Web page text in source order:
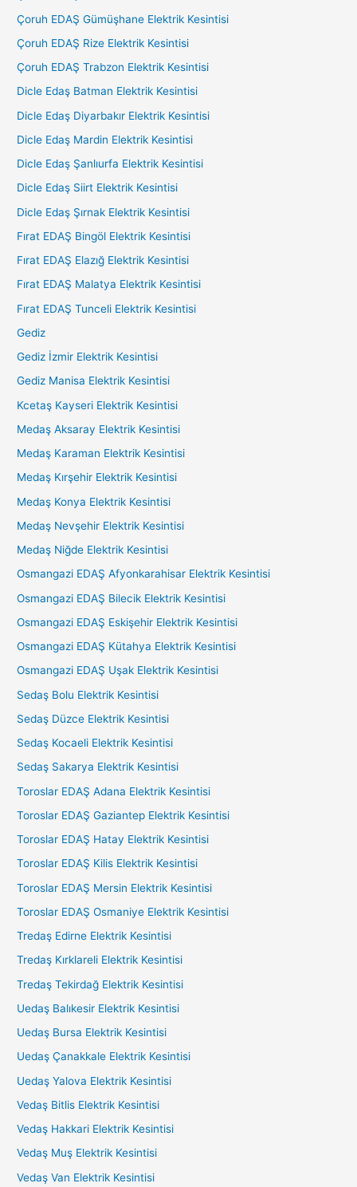
Çoruh EDAŞ Gümüşhane Elektrik Kesintisi
Çoruh EDAŞ Rize Elektrik Kesintisi
Çoruh EDAŞ Trabzon Elektrik Kesintisi
Dicle Edaş Batman Elektrik Kesintisi
Dicle Edaş Diyarbakır Elektrik Kesintisi
Dicle Edaş Mardin Elektrik Kesintisi
Dicle Edaş Şanlıurfa Elektrik Kesintisi
Dicle Edaş Siirt Elektrik Kesintisi
Dicle Edaş Şırnak Elektrik Kesintisi
Fırat EDAŞ Bingöl Elektrik Kesintisi
Fırat EDAŞ Elazığ Elektrik Kesintisi
Fırat EDAŞ Malatya Elektrik Kesintisi
Fırat EDAŞ Tunceli Elektrik Kesintisi
Gediz
Gediz İzmir Elektrik Kesintisi
Gediz Manisa Elektrik Kesintisi
Kcetaş Kayseri Elektrik Kesintisi
Medaş Aksaray Elektrik Kesintisi
Medaş Karaman Elektrik Kesintisi
Medaş Kırşehir Elektrik Kesintisi
Medaş Konya Elektrik Kesintisi
Medaş Nevşehir Elektrik Kesintisi
Medaş Niğde Elektrik Kesintisi
Osmangazi EDAŞ Afyonkarahisar Elektrik Kesintisi
Osmangazi EDAŞ Bilecik Elektrik Kesintisi
Osmangazi EDAŞ Eskişehir Elektrik Kesintisi
Osmangazi EDAŞ Kütahya Elektrik Kesintisi
Osmangazi EDAŞ Uşak Elektrik Kesintisi
Sedaş Bolu Elektrik Kesintisi
Sedaş Düzce Elektrik Kesintisi
Sedaş Kocaeli Elektrik Kesintisi
Sedaş Sakarya Elektrik Kesintisi
Toroslar EDAŞ Adana Elektrik Kesintisi
Toroslar EDAŞ Gaziantep Elektrik Kesintisi
Toroslar EDAŞ Hatay Elektrik Kesintisi
Toroslar EDAŞ Kilis Elektrik Kesintisi
Toroslar EDAŞ Mersin Elektrik Kesintisi
Toroslar EDAŞ Osmaniye Elektrik Kesintisi
Tredaş Edirne Elektrik Kesintisi
Tredaş Kırklareli Elektrik Kesintisi
Tredaş Tekirdağ Elektrik Kesintisi
Uedaş Balıkesir Elektrik Kesintisi
Uedaş Bursa Elektrik Kesintisi
Uedaş Çanakkale Elektrik Kesintisi
Uedaş Yalova Elektrik Kesintisi
Vedaş Bitlis Elektrik Kesintisi
Vedaş Hakkari Elektrik Kesintisi
Vedaş Muş Elektrik Kesintisi
Vedaş Van Elektrik Kesintisi